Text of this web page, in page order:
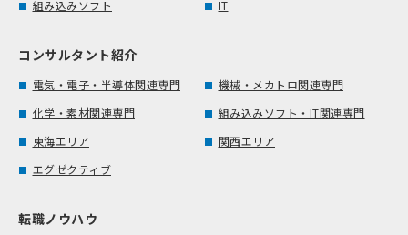
組み込みソフト
IT
コンサルタント紹介
電気・電子・半導体関連専門
機械・メカトロ関連専門
化学・素材関連専門
組み込みソフト・IT関連専門
東海エリア
関西エリア
エグゼクティブ
転職ノウハウ